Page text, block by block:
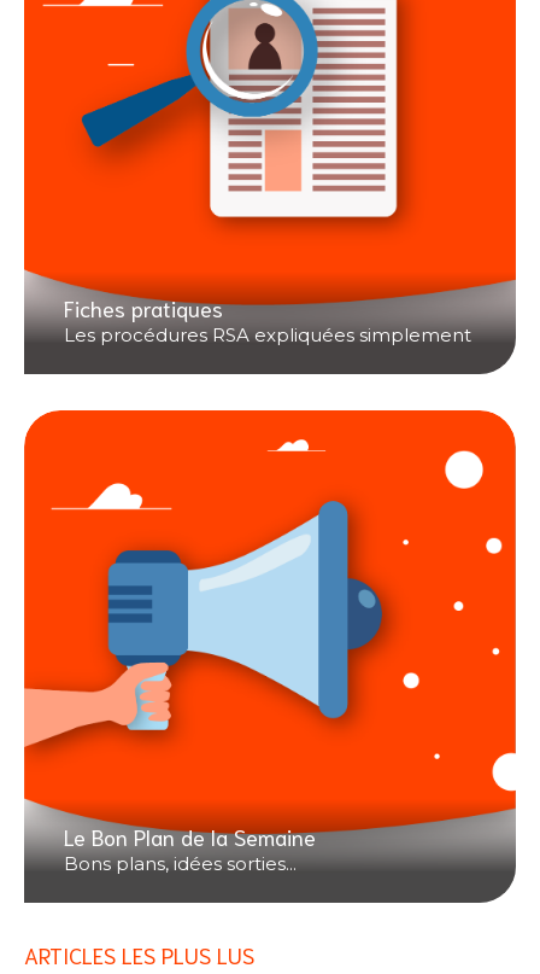
Fiches pratiques
Les procédures RSA expliquées simplement
Le Bon Plan de la Semaine
Bons plans, idées sorties...
ARTICLES LES PLUS LUS